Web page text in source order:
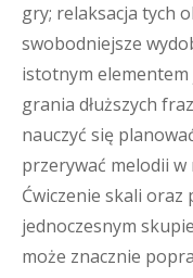
gry; relaksacja tych
swobodniejsze
istotnym
grania dłuższych
nauczyć się
przerywać melodii w
Ćwiczenie skali
jednoczesnym
może znacznie